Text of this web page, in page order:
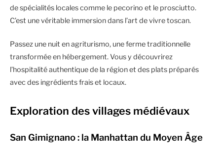
de spécialités locales comme le pecorino et le prosciutto.
C’est une véritable immersion dans l’art de vivre toscan.
Passez une nuit en agriturismo, une ferme traditionnelle
transformée en hébergement. Vous y découvrirez
l’hospitalité authentique de la région et des plats préparés
avec des ingrédients frais et locaux.
Exploration des villages médiévaux
San Gimignano : la Manhattan du Moyen Âge